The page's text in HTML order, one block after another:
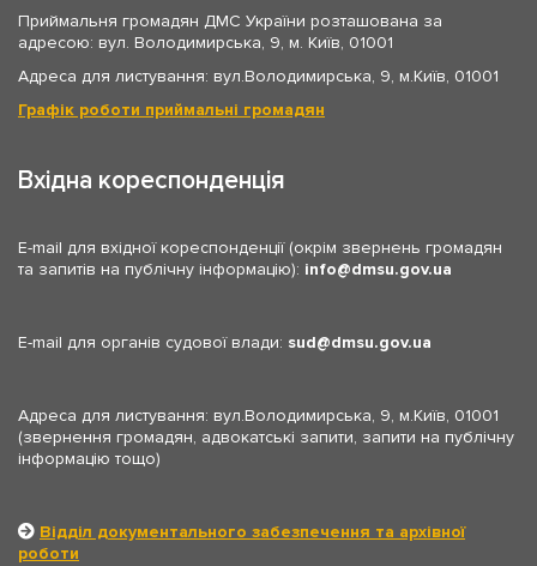
Приймальня громадян ДМС України розташована за
адресою: вул. Володимирська, 9, м. Київ, 01001
Адреса для листування: вул.Володимирська, 9, м.Київ, 01001
Графік роботи приймальні громадян
Вхідна кореспонденція
E-mail для вхідної кореспонденції (окрім звернень громадян
та запитів на публічну інформацію): info dmsu.gov.ua
E-mail для органів судової влади: sud dmsu.gov.ua
Адреса для листування: вул.Володимирська, 9, м.Київ, 01001
(звернення громадян, адвокатські запити, запити на публічну
інформацію тощо)
Відділ документального забезпечення та архівної
роботи